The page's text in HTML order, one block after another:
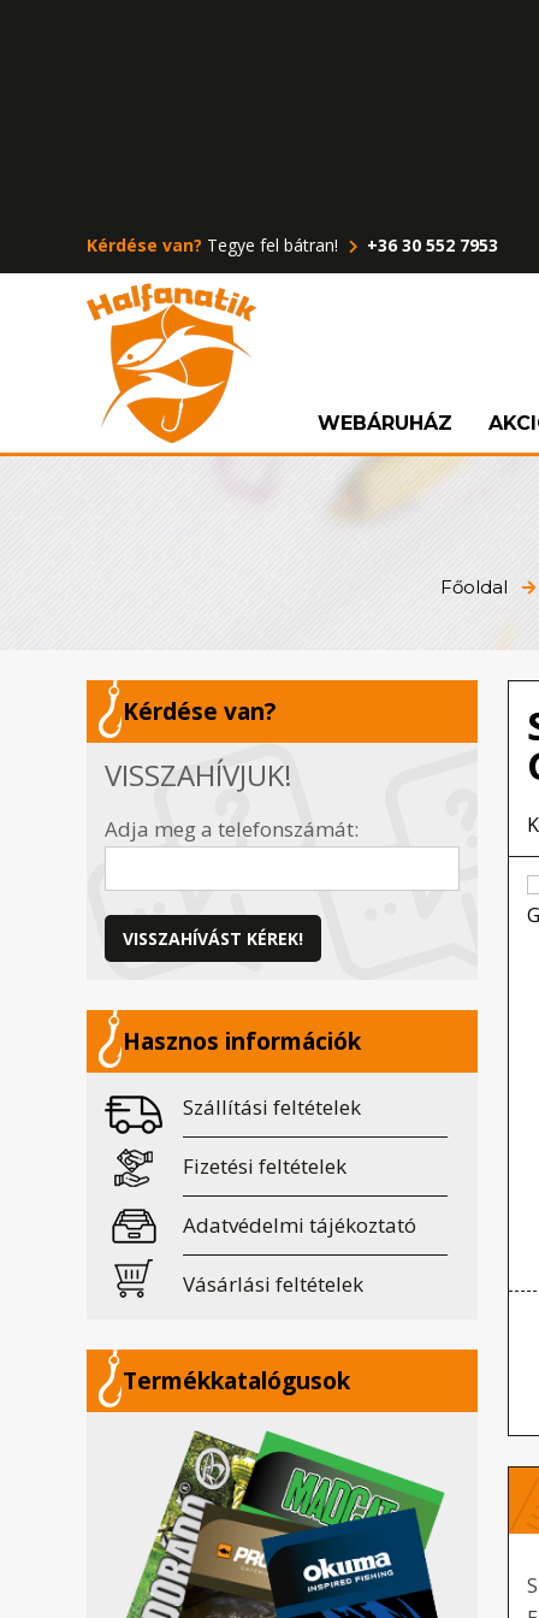
Kérdése van? Tegye fel bátran! +36 30 552 7953
WEBÁRUHÁZ
Főoldal
Kérdése van?
VISSZAHÍVJUK!
Adja meg a telefonszámát:
VISSZAHÍVÁST KÉREK!
Hasznos információk
Szállítási feltételek
Fizetési feltételek
Adatvédelmi tájékoztató
Vásárlási feltételek
Termékkatalógusok